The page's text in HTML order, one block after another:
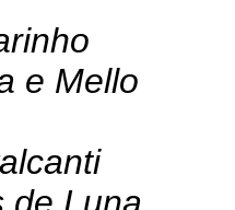
e Mello